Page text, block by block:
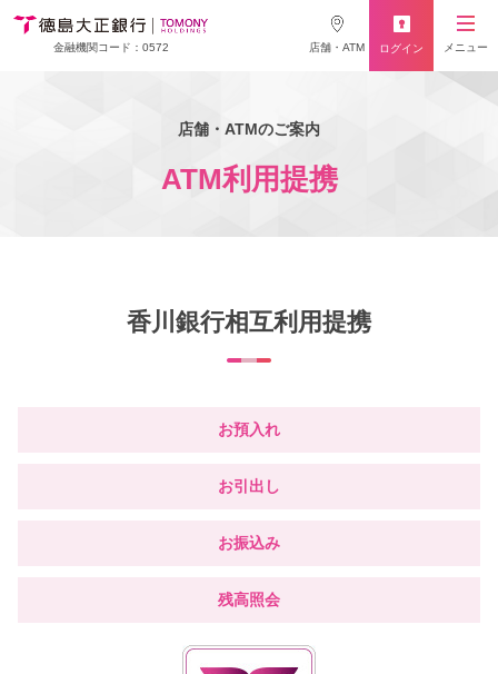
金融機関コード：0572 店舗・ATM ログイン メニュー
店舗・ATMのご案内
ATM利用提携
香川銀行相互利用提携
お預入れ
お引出し
お振込み
残高照会